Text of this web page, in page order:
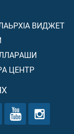
ВИДЖЕТ
ЦЕНТР